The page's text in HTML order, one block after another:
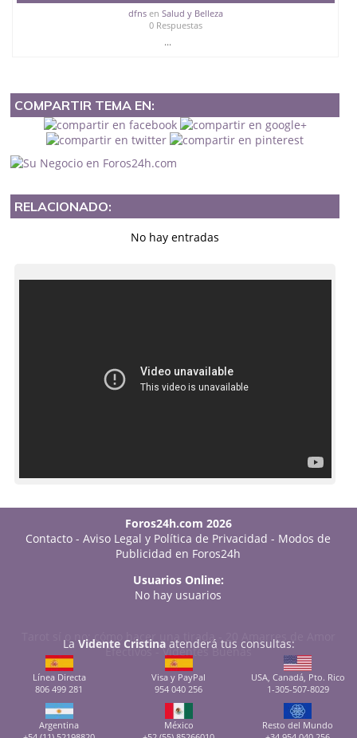
dfnsen Salud y Belleza
0 Respuestas
...
COMPARTIR TEMA EN:
RELACIONADO:
No hay entradas
Foros24h.com 2026
Contacto -Aviso Legal y Política de Privacidad - Modos de
Publicidad en Foros24h
Usuarios Online:
No hay usuarios
Tarot sí o no: cómo hacer una tirada-
20 Amarres de Amor
Efectivos-Videntes Buenas
La Vidente Cristinaatenderá tus consultas:
Línea Directa
806 499 281
Visa y PayPal
954 040 256
USA, Canadá, Pto. Rico
1-305-507-8029
Argentina
México
Resto del Mundo